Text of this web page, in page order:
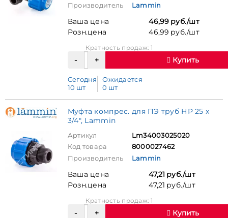
Производитель Lammin
Ваша цена
46,99 руб./шт
Розн.цена
46,99 руб./шт
Кратность продаж: 1
Купить
Сегодня
10 шт
Ожидается
0 шт
Муфта компрес. для ПЭ труб НР 25 x
3/4", Lammin
Артикул
Lm34003025020
Код товара
8000027462
Производитель
Lammin
Ваша цена
47,21 руб./шт
Розн.цена
47,21 руб./шт
Кратность продаж: 1
Купить